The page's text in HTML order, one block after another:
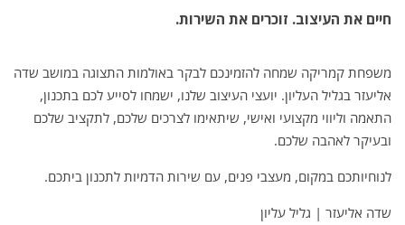
חיים את העיצוב. זוכרים את השירות.
משפחת קמריקה שמחה להזמינכם לבקר באולמות התצוגה במושב שדה
אליעזר בגליל העליון. יועצי העיצוב שלנו, ישמחו לסייע לכם בתכנון,
התאמה וליווי מקצועי ואישי, שיתאימו לצרכים שלכם, לתקציב שלכם
ובעיקר לאהבה שלכם.
לנוחיותכם במקום, מעצבי פנים, עם שירות הדמיות לתכנון ביתכם.
שדה אליעזר | גליל עליון